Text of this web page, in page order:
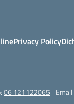
Privacy Policy
06 121122065 Email: